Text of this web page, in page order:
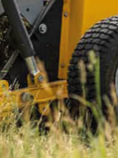
Kniv med